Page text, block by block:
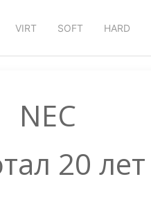
VIRT SOFT HARD
NEC
20 лет